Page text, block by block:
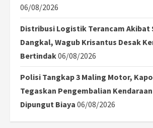
06/08/2026
Distribusi Logistik Terancam Akibat
Dangkal, Wagub Krisantus Desak
Bertindak06/08/2026
Polisi Tangkap 3 Maling Motor,
Tegaskan Pengembalian
Dipungut Biaya 06/08/2026